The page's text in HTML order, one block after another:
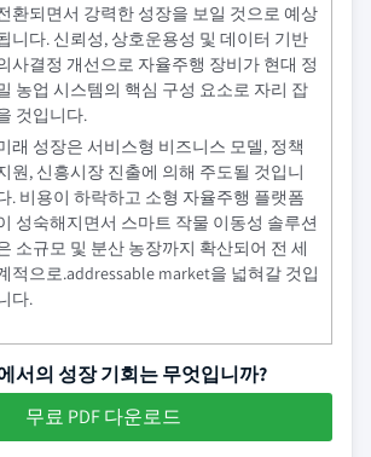
환되면서 강력한 성장을 보일 것으로 예상
니다. 신뢰성, 상호운용성 및 데이터 기반
사결정 개선으로 자율주행 장비가 현대 정
농업 시스템의 핵심 구성 요소로 자리 잡
것입니다.
래 성장은 서비스형 비즈니스 모델, 정책
원, 신흥시장 진출에 의해 주도될 것입니
. 비용이 하락하고 소형 자율주행 플랫폼
성숙해지면서 스마트 작물 이동성 솔루션
소규모 및 분산 농장까지 확산되어 전 세
적으로.addressable market을 넓혀갈 것입
다.
서의 성장 기회는 무엇입니까?
무료 PDF 다운로드